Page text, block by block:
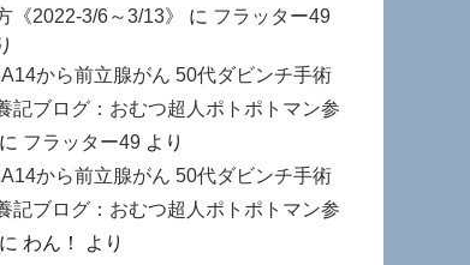
《2022-3/6～3/13》
に フラッター49
から前立腺がん 50代ダビンチ手術
記ブログ：おむつ超人ポトポトマン参
に フラッター49 より
から前立腺がん 50代ダビンチ手術
記ブログ：おむつ超人ポトポトマン参
に わん！
より